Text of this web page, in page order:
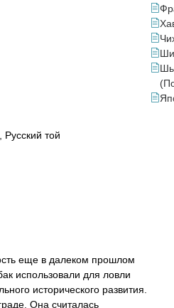
той
еще в далеком прошлом
использовали для ловли
исторического развития.
Она считалась